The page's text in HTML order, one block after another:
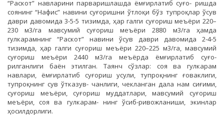
“Раскот” навларини парваришлашда ёмғирлатиб суғо- ришда
cоянинг “Нафис” навини суғоришни ўтлоқи бўз тупроқлар ўсув
даври давомида 3-5-5 тизимда, ҳар галги суғориш меъёри 220–
230 м3/га мавсумий суғориш меъёри 2880 м3/га ҳамда
гулкарамнинг “Раскот” навини ўсув даври давомида 2-4-5
тизимда, ҳар галги суғориш меъёри 220–225 м3/га, мавсумий
суғориш меъёри 2440 м3/га меъёрда ёмғирлатиб суғо-
рилганлиги баён этилган. Таянч сўзлар: соя ва гулкарам
навлари, ёмғирлатиб суғориш усули, тупроқнинг ғоваклиги,
тупроқнинг сув ўтказув- чанлиги, чекланган дала нам сиғими,
суғориш меъёри, суғориш муддатлари, мавсумий суғориш
меъёри, соя ва гулкарам- нинг ўсиб-ривожланиши, экинлар
ҳосилдорлиги.